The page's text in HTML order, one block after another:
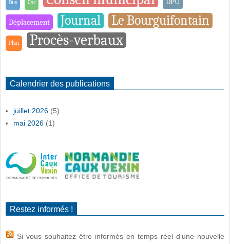
Bus Car
Déplacement Journal Le Bourguifontain
Plan Procès-verbaux
Calendrier des publications
juillet 2026 (5)
mai 2026 (1)
Restez informés !
Si vous souhaitez être informés en temps réel d’une nouvelle